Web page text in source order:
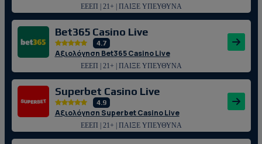
ΕΕΕΠ | 21+ | ΠΑΙΞΕ ΥΠΕΥΘΥΝΑ
Bet365 Casino Live
4.7
Αξιολόγηση Bet365 Casino Live
ΕΕΕΠ | 21+ | ΠΑΙΞΕ ΥΠΕΥΘΥΝΑ
Superbet Casino Live
4.9
Αξιολόγηση Superbet Casino Live
ΕΕΕΠ | 21+ | ΠΑΙΞΕ ΥΠΕΥΘΥΝΑ